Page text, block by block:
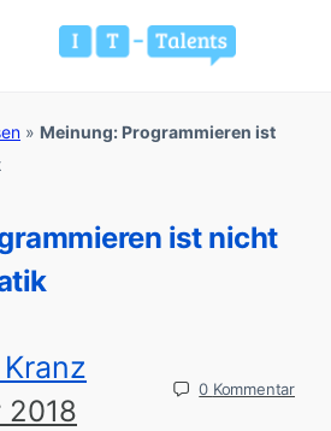
» Meinung: Programmieren ist
ist nicht
2018
0 Kommentar